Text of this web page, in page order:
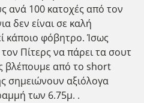
ανά 100 κατοχές από τον
δεν είναι σε καλή
κάποιο φόβητρο. Ίσως
τον Πίτερς να πάρει τα σουτ
βλέπουμε από το short
σημειώνουν αξιόλογα
των 6.75μ. .